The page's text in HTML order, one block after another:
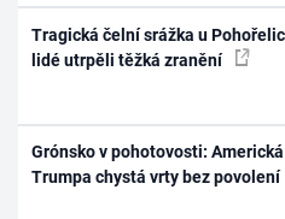
Tragická čelní srážka u
lidé utrpěli těžká zranění
Grónsko v pohotovosti:
Trumpa chystá vrty bez povolení